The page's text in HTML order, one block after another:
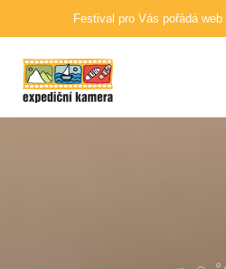
Festival pro Vás pořádá web